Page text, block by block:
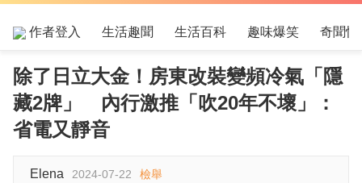
作者登入 生活趣聞 生活百科 趣味爆笑 奇聞怪
除了日立大金！房東改裝變頻冷氣「隱
藏2牌」 內行激推「吹20年不壞」：
省電又靜音
Elena 2024-07-22 檢舉